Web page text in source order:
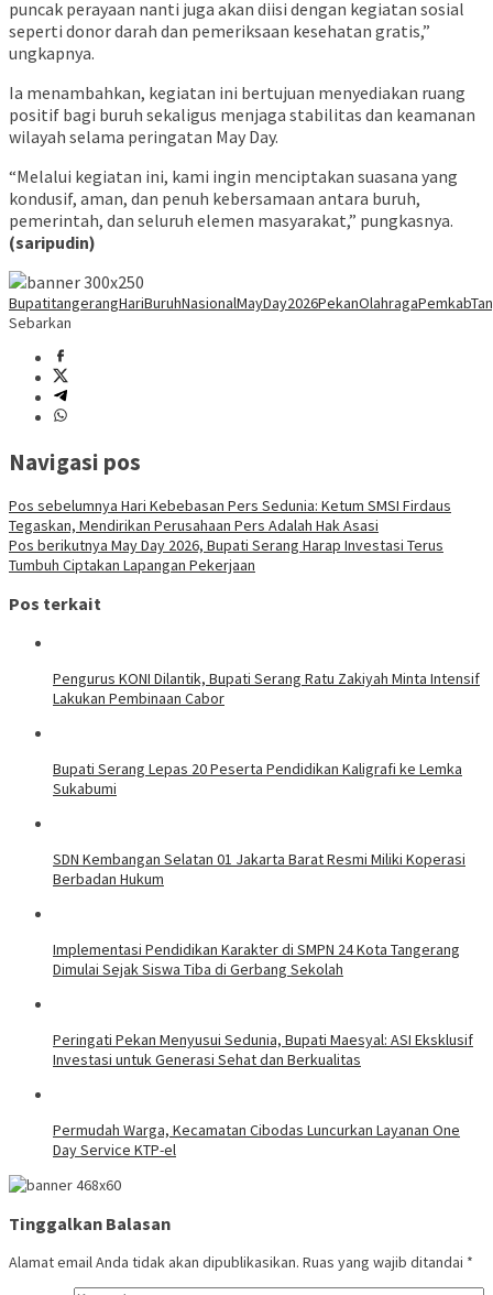
puncak perayaan nanti juga akan diisi dengan kegiatan sosial
seperti donor darah dan pemeriksaan kesehatan gratis,”
ungkapnya.
Ia menambahkan, kegiatan ini bertujuan menyediakan ruang
positif bagi buruh sekaligus menjaga stabilitas dan keamanan
wilayah selama peringatan May Day.
“Melalui kegiatan ini, kami ingin menciptakan suasana yang
kondusif, aman, dan penuh kebersamaan antara buruh,
pemerintah, dan seluruh elemen masyarakat,” pungkasnya.
(saripudin)
BupatitangerangHariBuruhNasionalMayDay2026PekanOlahraga
Sebarkan
Navigasi pos
Pos sebelumnya Hari Kebebasan Pers Sedunia: Ketum SMSI Firdaus
Tegaskan, Mendirikan Perusahaan Pers Adalah Hak Asasi
Pos berikutnya May Day 2026, Bupati Serang Harap Investasi Terus
Tumbuh Ciptakan Lapangan Pekerjaan
Pos terkait
Pengurus KONI Dilantik, Bupati Serang Ratu Zakiyah Minta Intensif
Lakukan Pembinaan Cabor
Bupati Serang Lepas 20 Peserta Pendidikan Kaligrafi ke Lemka
Sukabumi
SDN Kembangan Selatan 01 Jakarta Barat Resmi Miliki Koperasi
Berbadan Hukum
Implementasi Pendidikan Karakter di SMPN 24 Kota Tangerang
Dimulai Sejak Siswa Tiba di Gerbang Sekolah
Peringati Pekan Menyusui Sedunia, Bupati Maesyal: ASI Eksklusif
Investasi untuk Generasi Sehat dan Berkualitas
Permudah Warga, Kecamatan Cibodas Luncurkan Layanan One
Day Service KTP-el
Tinggalkan Balasan
Alamat email Anda tidak akan dipublikasikan. Ruas yang wajib ditandai *